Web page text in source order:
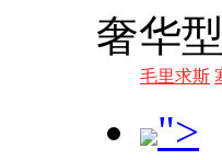
奢华型
毛里求斯
">